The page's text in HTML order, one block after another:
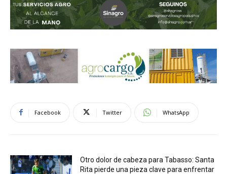
Facebook Twitter WhatsApp
Otro dolor de cabeza para Tabasso: Santa
Rita pierde una pieza clave para enfrentar